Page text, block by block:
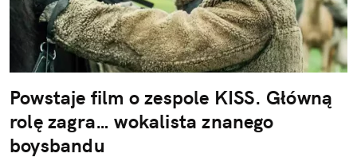
Powstaje film o zespole KISS. Główną
rolę zagra… wokalista znanego
boysbandu